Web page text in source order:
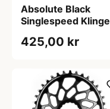
Absolute Black
Singlespeed Klinge
Montering Sort
425,00 kr